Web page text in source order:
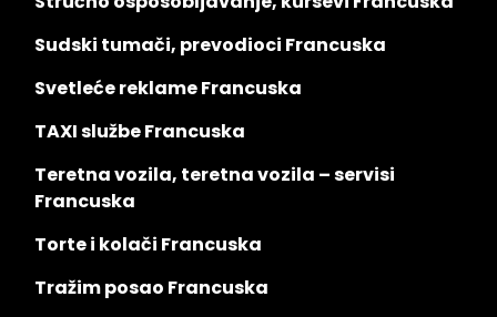
Sudski tumači, prevodioci Francuska
Svetleće reklame Francuska
TAXI službe Francuska
Teretna vozila, teretna vozila – servisi
Francuska
Torte i kolači Francuska
Tražim posao Francuska